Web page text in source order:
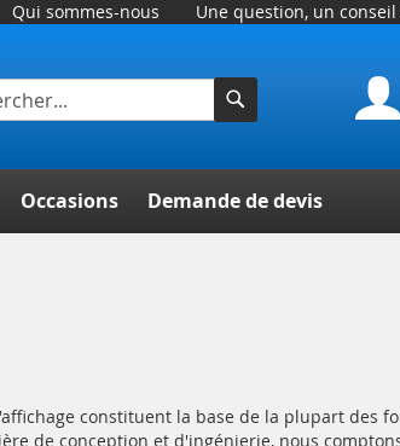
Qui sommes-nous Une question, un conseil
Occasions Demande de devis
constituent la base de la plupart des
de conception et d'ingénierie, nous